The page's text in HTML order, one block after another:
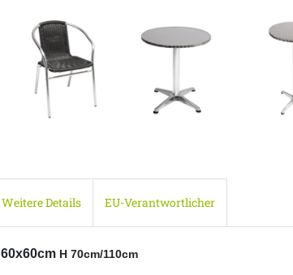
Weitere Details EU-Verantwortlicher
60x60cm H 70cm/110cm